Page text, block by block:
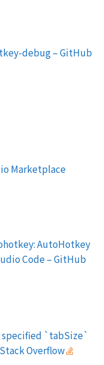
debug – GitHub
Marketplace
AutoHotkey
Code – GitHub
specified `tabSize`
Overflow